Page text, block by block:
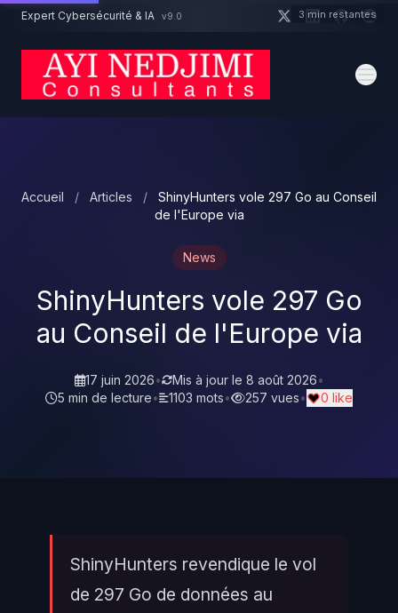
Aller au contenu principal
Expert Cybersécurité & IA v9.0
Accueil / Articles /
ShinyHunters vole 297 Go au Conseil
de l'Europe via
News
ShinyHunters vole 297 Go
au Conseil de l'Europe via
17 juin 2026• Mis à jour le 8 août 2026•
5 min de lecture• 1103 mots• 257 vues• 0 like
ShinyHunters revendique le vol
de 297 Go de données au
Un projet cybersécurité ? 3 min restantes